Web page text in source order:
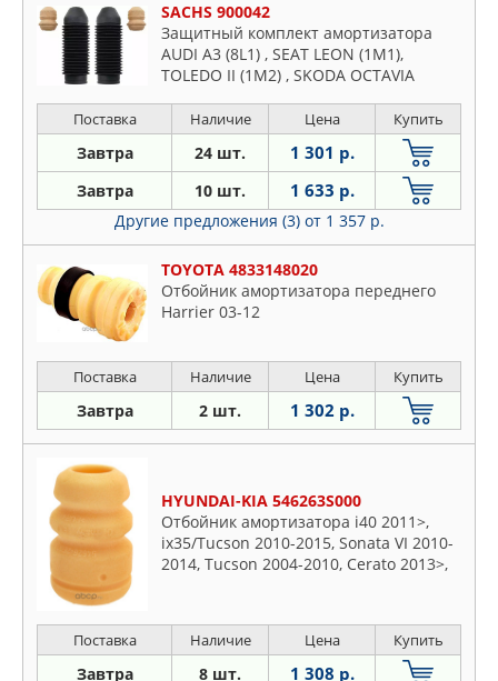
SACHS 900042
Защитный комплект амортизатора
AUDI A3 (8L1) , SEAT LEON (1M1),
TOLEDO II (1M2) , SKODA OCTAVIA
VOLKSWAGEN BORA Kombi (1J6), BORA
(1J2), GOLF IV Variant (1J5), GOLF IV (1J1),
NEW BEETLE Cabriolet (1Y7), NEW
BEETLE (9C1, 1C1
Поставка Наличие Цена Купить
Завтра 24 шт. 1 301 р.
Завтра 10 шт. 1 633 р.
Другие предложения (3) от 1 357 р.
TOYOTA 4833148020
Отбойник амортизатора переднего
Harrier 03-12
Поставка Наличие Цена Купить
Завтра 2 шт. 1 302 р.
HYUNDAI-KIA 546263S000
Отбойник амортизатора i40 2011>,
ix35/Tucson 2010-2015, Sonata VI 2010-
2014, Tucson 2004-2010, Cerato 2013>,
Поставка Наличие Цена Купить
Завтра 8 шт. 1 308 р.